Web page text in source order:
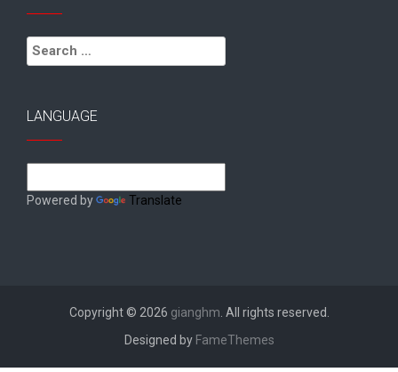
Search
for:
LANGUAGE
Powered by Translate
Copyright © 2026 gianghm. All rights reserved.
Designed by FameThemes